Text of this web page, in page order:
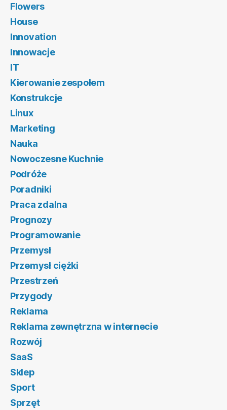
Flowers
House
Innovation
Innowacje
IT
Kierowanie zespołem
Konstrukcje
Linux
Marketing
Nauka
Nowoczesne Kuchnie
Podróże
Poradniki
Praca zdalna
Prognozy
Programowanie
Przemysł
Przemysł ciężki
Przestrzeń
Przygody
Reklama
Reklama zewnętrzna w internecie
Rozwój
SaaS
Sklep
Sport
Sprzęt